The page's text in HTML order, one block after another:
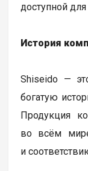
доступной
История
Shiseido —
богатую
Продукция
во всём
и